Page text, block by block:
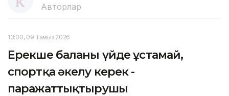
Авторлар
13:00, 09 Тамыз 2026
Ерекше баланы үйде ұстамай,
спортқа әкелу керек -
паражаттықтырушы